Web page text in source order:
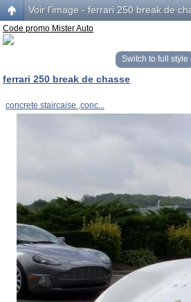
Voir l’image - ferrari 250 break de
Code promo Mister Auto
Switch to full style
ferrari 250 break de chasse
concrete staircaise ,conc...